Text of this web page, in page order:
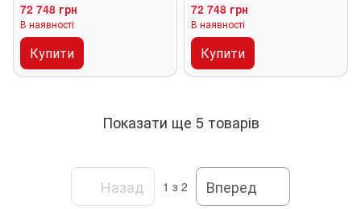
72 748 грн
В наявності
Купити
72 748 грн
В наявності
Купити
Показати ще 5 товарів
Назад 1 з 2 Вперед